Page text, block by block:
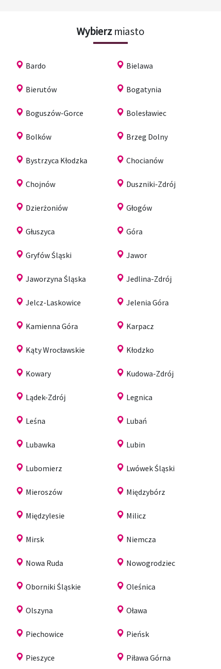
Wybierz miasto
Bardo Bielawa
Bierutów Bogatynia
Boguszów-Gorce Bolesławiec
Bolków Brzeg Dolny
Bystrzyca Kłodzka Chocianów
Chojnów Duszniki-Zdrój
Dzierżoniów Głogów
Głuszyca Góra
Gryfów Śląski Jawor
Jaworzyna Śląska Jedlina-Zdrój
Jelcz-Laskowice Jelenia Góra
Kamienna Góra Karpacz
Kąty Wrocławskie Kłodzko
Kowary Kudowa-Zdrój
Lądek-Zdrój Legnica
Leśna Lubań
Lubawka Lubin
Lubomierz Lwówek Śląski
Mieroszów Międzybórz
Międzylesie Milicz
Mirsk Niemcza
Nowa Ruda Nowogrodziec
Oborniki Śląskie Oleśnica
Olszyna Oława
Piechowice Pieńsk
Pieszyce Piława Górna